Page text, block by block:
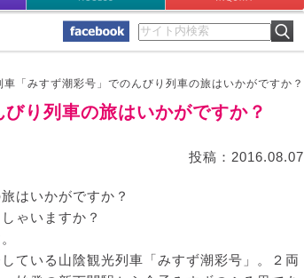
車「みすず潮彩号」でのんびり列車の旅はいかがですか？
り列車の旅はいかがですか？
投稿：2016.08.07
はいかがですか？
ゃいますか？
ている山陰観光列車「みすず潮彩号」。２両